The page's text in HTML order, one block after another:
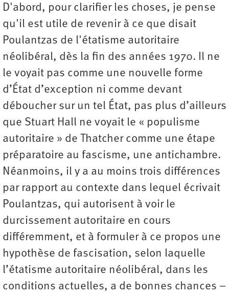
D'abord, pour clarifier les choses, je pense
qu'il est utile de revenir à ce que disait
Poulantzas de l'étatisme autoritaire
néolibéral, dès la fin des années 1970. Il ne
le voyait pas comme une nouvelle forme
d’État d’exception ni comme devant
déboucher sur un tel État, pas plus d’ailleurs
que Stuart Hall ne voyait le « populisme
autoritaire » de Thatcher comme une étape
préparatoire au fascisme, une antichambre.
Néanmoins, il y a au moins trois différences
par rapport au contexte dans lequel écrivait
Poulantzas, qui autorisent à voir le
durcissement autoritaire en cours
différemment, et à formuler à ce propos une
hypothèse de fascisation, selon laquelle
l’étatisme autoritaire néolibéral, dans les
conditions actuelles, a de bonnes chances –